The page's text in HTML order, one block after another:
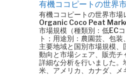
有機ココピートの世界
有機ココピートの世界市
Organic Coco Peat
市場規模（種類別：低EC
ト；用途別：農園芸、包装
主要地域と国別市場規模
動向と市場シェア、販売
詳細な分析を行いました
米、アメリカ、カナダ、